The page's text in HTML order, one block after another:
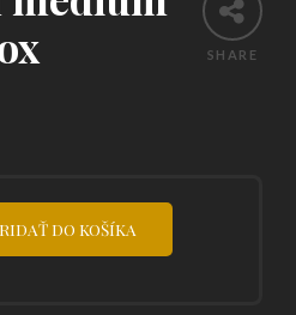
SHARE
DO KOŠÍKA